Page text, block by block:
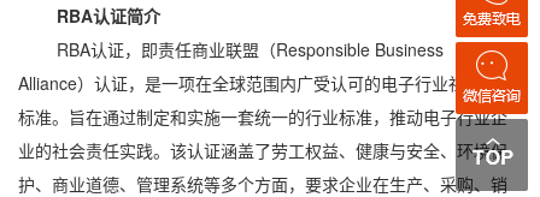
RBA认证简介
RBA认证，即责任商业联盟（Responsible Business
Alliance）认证，是一项在全球范围内广受认可的电子行业社会责任
标准。旨在通过制定和实施一套统一的行业标准，推动电子行业企
业的社会责任实践。该认证涵盖了劳工权益、健康与安全、环境保
护、商业道德、管理系统等多个方面，要求企业在生产、采购、销